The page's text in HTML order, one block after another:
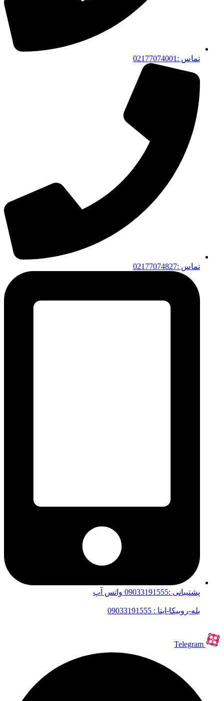
تماس :02177074001
تماس :02177074827
پشتیبانی :09033191555 واتس آپ
بله-روبیکا-ایتا : 09033191555
Telegram